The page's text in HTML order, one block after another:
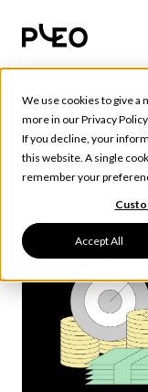
We use cookies to give a
more in ourPrivacy Policy
If you decline, your
this website. A single
remember your
Accept All